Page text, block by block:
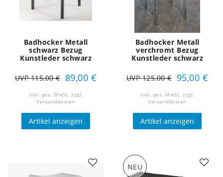
Badhocker Metall
schwarz Bezug
Kunstleder schwarz
UVP 115,00 € 89,00 €
inkl. ges. MwSt. zzgl.
Versandkosten
Artikel anzeigen
Badhocker Metall
verchromt Bezug
Kunstleder schwarz
UVP 125,00 € 95,00 €
inkl. ges. MwSt. zzgl.
Versandkosten
Artikel anzeigen
NEU